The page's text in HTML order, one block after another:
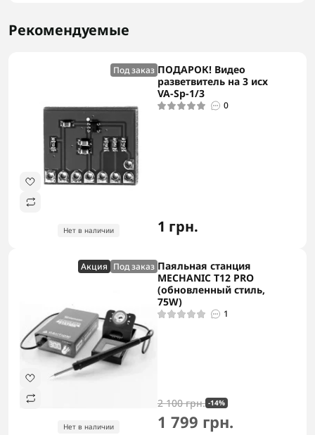
Рекомендуемые
Под заказ
Нет в наличии
ПОДАРОК! Видео
разветвитель на 3 исх
VA-Sp-1/3
0
1 грн.
Акция Под заказ
Нет в наличии
Паяльная станция
MECHANIC T12 PRO
(обновленный стиль,
75W)
1
2 100 грн. -14%
1 799 грн.